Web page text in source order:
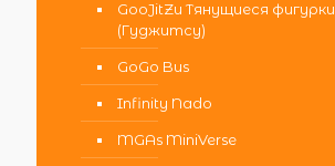
GooJitZu Тянущиеся фигурки
(Гуджитсу)
GoGo Bus
Infinity Nado
MGAs MiniVerse